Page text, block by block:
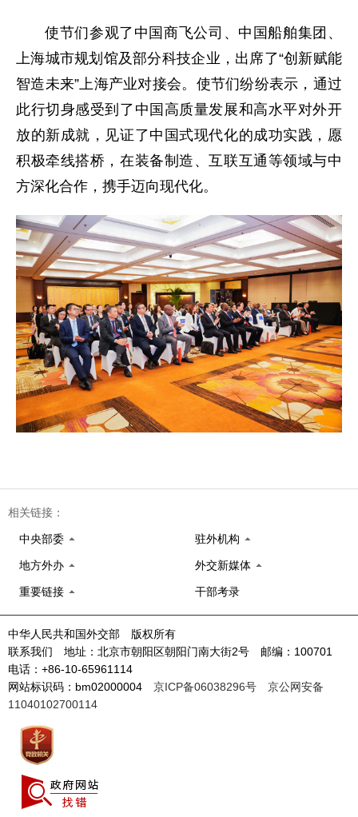
使节们参观了中国商飞公司、中国船舶集团、
上海城市规划馆及部分科技企业，出席了“创新赋能
智造未来”上海产业对接会。使节们纷纷表示，通过
此行切身感受到了中国高质量发展和高水平对外开
放的新成就，见证了中国式现代化的成功实践，愿
积极牵线搭桥，在装备制造、互联互通等领域与中
方深化合作，携手迈向现代化。
相关链接：
中央部委 驻外机构
地方外办 外交新媒体
重要链接 干部考录
中华人民共和国外交部 版权所有
联系我们 地址：北京市朝阳区朝阳门南大街2号 邮编：100701
电话：+86-10-65961114
网站标识码：bm02000004 京ICP备06038296号
京公网安备
11040102700114